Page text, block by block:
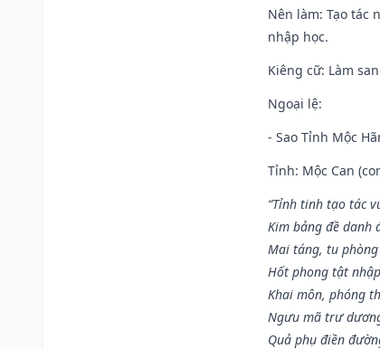
Nên làm: Tạo tác
nhập học.
Kiêng cữ: Làm
Ngoại lệ:
- Sao Tỉnh Mộc
Tỉnh: Mộc Can
“Tỉnh tinh tạo tác
Kim bảng đề danh
Mai táng, tu
Hốt phong tật
Khai môn, phóng
Ngưu mã trư
Quả phụ điền